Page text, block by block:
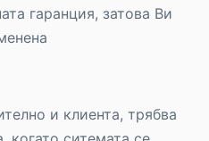
гаранция, затова Ви
и клиента, трябва